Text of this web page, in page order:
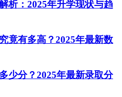
析：2025年升学现状与趋
竟有多高？2025年最新数
少分？2025年最新录取分